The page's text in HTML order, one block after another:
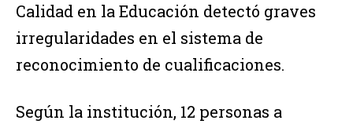
Calidad en la Educación detectó graves
irregularidades en el sistema de
reconocimiento de cualificaciones.
Según la institución, 12 personas a